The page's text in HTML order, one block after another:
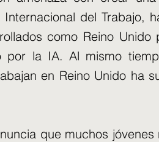
Internacional del Trabajo,
como Reino
por la IA. Al mismo
en Reino Unido ha
que muchos